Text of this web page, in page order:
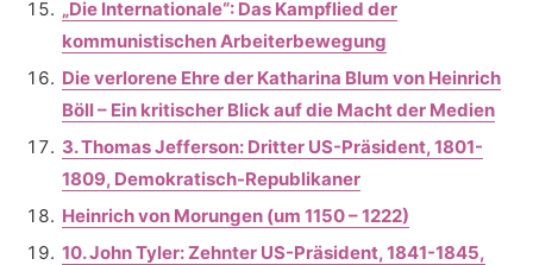
„Die Internationale“: Das Kampflied der
kommunistischen Arbeiterbewegung
Die verlorene Ehre der Katharina Blum von Heinrich
Böll – Ein kritischer Blick auf die Macht der Medien
3. Thomas Jefferson: Dritter US-Präsident, 1801-
1809, Demokratisch-Republikaner
Heinrich von Morungen (um 1150 – 1222)
10. John Tyler: Zehnter US-Präsident, 1841-1845,